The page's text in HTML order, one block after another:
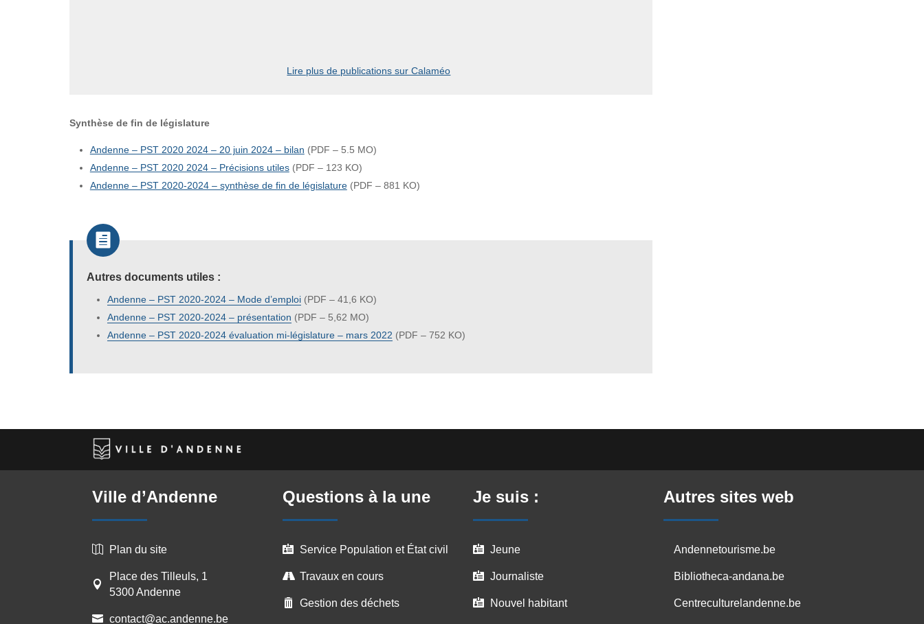
Lire plus de publications sur Calaméo
Synthèse de fin de législature
Andenne – PST 2020 2024 – 20 juin 2024 – bilan (PDF – 5.5 MO)
Andenne – PST 2020 2024 – Précisions utiles(PDF – 123 KO)
Andenne – PST 2020-2024 – synthèse de fin de législature(PDF – 881 KO)

Autres documents utiles :
Andenne – PST 2020-2024 – Mode d’emploi(PDF – 41,6 KO)
Andenne – PST 2020-2024 – présentation (PDF – 5,62 MO)
Andenne – PST 2020-2024 évaluation mi-législature – mars 2022 (PDF – 752 KO)
Ville d’Andenne
 Plan du site

Place des Tilleuls, 1
5300 Andenne
 contact@ac.andenne.be
Questions à la une
 Service Population et État civil
 Travaux en cours
 Gestion des déchets
Je suis :
 Jeune
 Journaliste
 Nouvel habitant
Autres sites web
Andennetourisme.be
Bibliotheca-andana.be
Centreculturelandenne.be